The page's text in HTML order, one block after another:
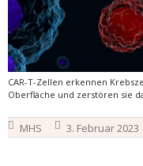
CAR-T-Zellen erkennen
Oberfläche und zerstören sie
MHS 3. Februar 2023